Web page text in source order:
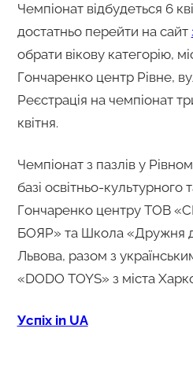
Чемпіонат відбудеться 6
достатньо перейти на сайт
обрати вікову категорію,
Гончаренко центр Рівне,
Реєстрація на чемпіонат
квітня.
Чемпіонат з пазлів у
базі освітньо-культурного
Гончаренко центру ТОВ
БОЯР» та Школа «Дружня
Львова, разом з
«DODO TOYS» з міста
Успіх in UA